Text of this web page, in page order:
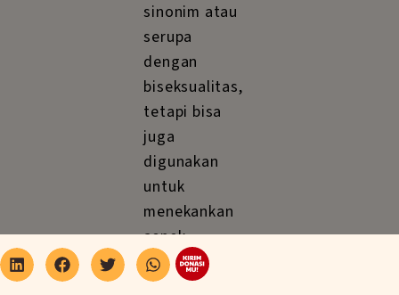
sinonim atau
serupa
dengan
biseksualitas,
tetapi bisa
juga
digunakan
untuk
menekankan
aspek
ketertarikan
yang lebih